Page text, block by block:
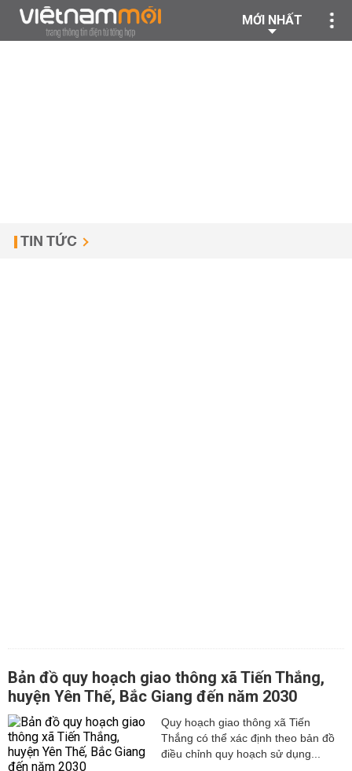
MỚI NHẤT
TIN TỨC
Bản đồ quy hoạch giao thông xã Tiến Thắng,
huyện Yên Thế, Bắc Giang đến năm 2030
Quy hoạch giao thông xã Tiến
Thắng có thể xác định theo bản đồ
điều chỉnh quy hoạch sử dụng...